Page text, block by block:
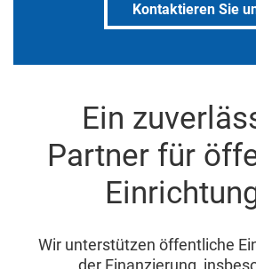
Kontaktieren Sie
Ein
Partner für
Wir unterstützen öffentliche
der Finanzierung,